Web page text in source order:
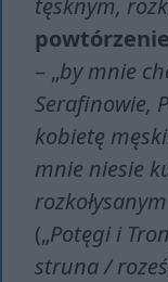
powtórzenie
– „by mnie
Serafinowie,
kobietę
mnie niesie
(„Potęgi i
struna /